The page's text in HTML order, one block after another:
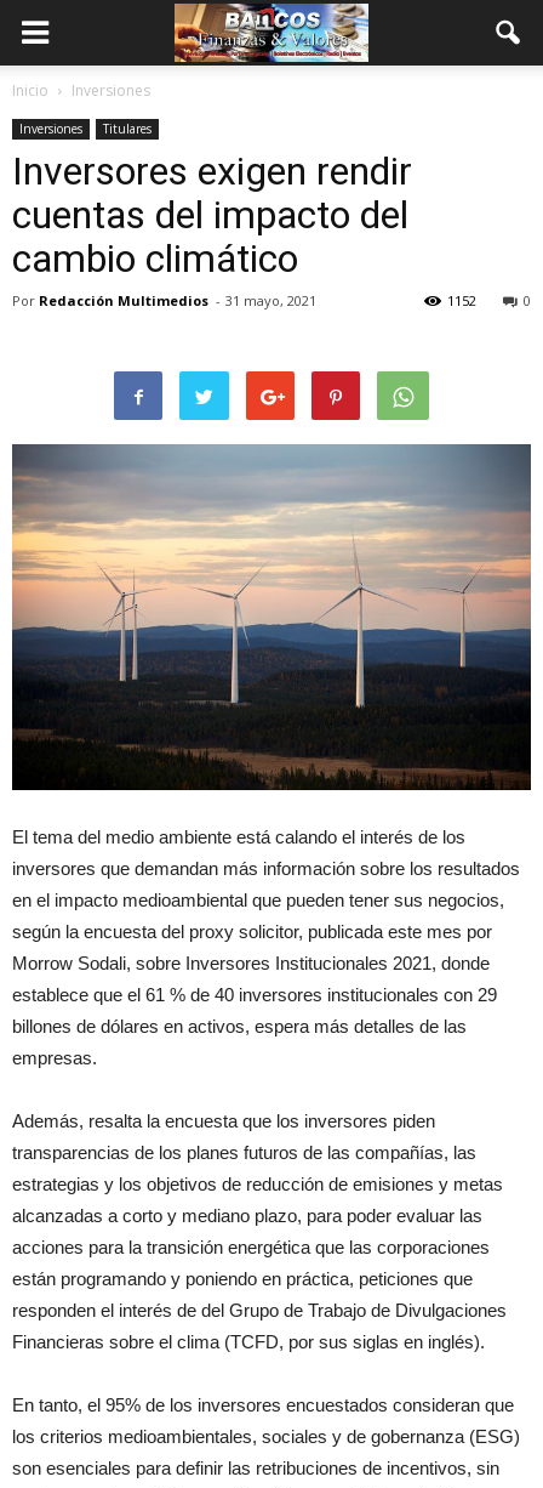
Inicio Inversiones
Inversiones Titulares
Inversores exigen rendir
cuentas del impacto del
cambio climático
Por Redacción Multimedios - 31 mayo, 2021 0
1152
El tema del medio ambiente está calando el interés de los
inversores que demandan más información sobre los resultados
en el impacto medioambiental que pueden tener sus negocios,
según la encuesta del proxy solicitor, publicada este mes por
Morrow Sodali, sobre Inversores Institucionales 2021, donde
establece que el 61 % de 40 inversores institucionales con 29
billones de dólares en activos, espera más detalles de las
empresas.
Además, resalta la encuesta que los inversores piden
transparencias de los planes futuros de las compañías, las
estrategias y los objetivos de reducción de emisiones y metas
alcanzadas a corto y mediano plazo, para poder evaluar las
acciones para la transición energética que las corporaciones
están programando y poniendo en práctica, peticiones que
responden el interés de del Grupo de Trabajo de Divulgaciones
Financieras sobre el clima (TCFD, por sus siglas en inglés).
En tanto, el 95% de los inversores encuestados consideran que
los criterios medioambientales, sociales y de gobernanza (ESG)
son esenciales para definir las retribuciones de incentivos, sin